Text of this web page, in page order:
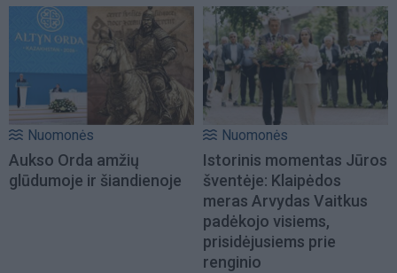
Nuomonės
Aukso Orda amžių
glūdumoje ir šiandienoje
Nuomonės
Istorinis momentas Jūros
šventėje: Klaipėdos
meras Arvydas Vaitkus
padėkojo visiems,
prisidėjusiems prie
renginio